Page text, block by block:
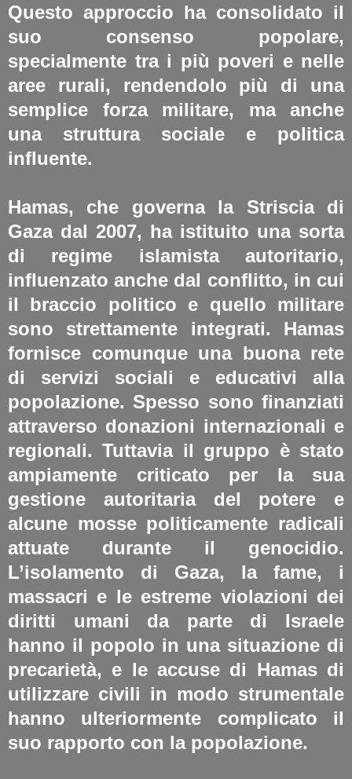
Questo approccio ha consolidato il
suo consenso popolare,
specialmente tra i più poveri e nelle
aree rurali, rendendolo più di una
semplice forza militare, ma anche
una struttura sociale e politica
influente.
Hamas, che governa la Striscia di
Gaza dal 2007, ha istituito una sorta
di regime islamista autoritario,
influenzato anche dal conflitto, in cui
il braccio politico e quello militare
sono strettamente integrati. Hamas
fornisce comunque una buona rete
di servizi sociali e educativi alla
popolazione. Spesso sono finanziati
attraverso donazioni internazionali e
regionali. Tuttavia il gruppo è stato
ampiamente criticato per la sua
gestione autoritaria del potere e
alcune mosse politicamente radicali
attuate durante il genocidio.
L’isolamento di Gaza, la fame, i
massacri e le estreme violazioni dei
diritti umani da parte di Israele
hanno il popolo in una situazione di
precarietà, e le accuse di Hamas di
utilizzare civili in modo strumentale
hanno ulteriormente complicato il
suo rapporto con la popolazione​.